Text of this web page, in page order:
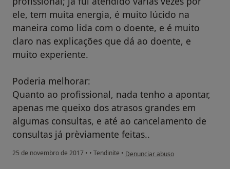
ele, tem muita energia, é muito lúcido na
maneira como lida com o doente, e é muito
claro nas explicações que dá ao doente, e
muito experiente.
Poderia melhorar:
Quanto ao profissional, nada tenho a apontar,
apenas me queixo dos atrasos grandes em
algumas consultas, e até ao cancelamento de
consultas já prèviamente feitas..
25 de novembro de 2017 • • Tendinite • na opinião do utilizador usuário
Denunciar abuso